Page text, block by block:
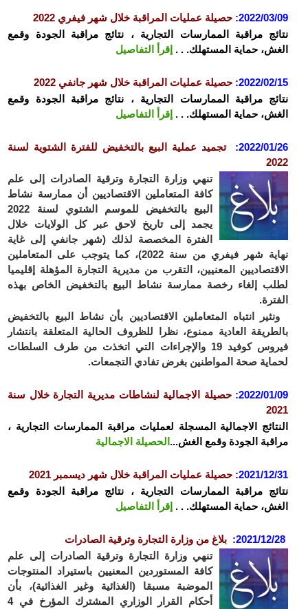
2022/03/09
: حصيلة عمليات المراقبة خلال شهر فيفري 2022
نتائج مراقبة الممارسات التجارية ، نتائج مراقبة الجودة وقمع
الغش، حماية المستهلك. . . قرأ التفاصيل
2022/02/15
: حصيلة عمليات المراقبة خلال شهر جانفي 2022
نتائج مراقبة الممارسات التجارية ، نتائج مراقبة الجودة وقمع
الغش، حماية المستهلك. . . إقرأ التفاصيل
2022/01/26
:
تجميد عملية البيع بالتخفيض للفترة الشتوية لسنة
2022
تنهي وزارة التجارة وترقية الصادرات إلى علم
كافة المتعاملين الاقتصاديين أن ممارسة نشاط
البيع بالتخفيض للموسم الشتوي لسنة 2022
يجمد إلى تاريخ لاحق عبر كل الولايات خلال
الفترة المخصصة لذلك (شهر جانفي إلى غاية
نهاية شهر فيفري من سنة 2022)، كما يتوجب على المتعاملين
الاقتصاديين المعنيين، التقرب من مديرية التجارة المؤهلة إقليميا
لطلب إلغاء رخصة ممارسة نشاط البيع بالتخفيض الخاص بهذه
الفترة.
ونثير انتباه المتعاملين الاقتصاديين بأن نشاط البيع بالتخفيض
بالطريقة العادية ممنوع، نظرا للظروف الحالية المتعلقة بانتشار
فيروس كوفيد 19 والإجراءات التي اتخذت من طرف السلطات
لحماية صحة المواطنين بغرض تفادي التجمعات.
2022/01/09
: حصيلة الاجمالية لنشاطات مديرية التجارة خلال سنة
2021
لنتائج الاجمالية المسجلة لعمليات مراقبة الممارسات التجارية ،
مراقبة الجودة وقمع الغش..
. الحصيلة الاجمالية
2021/12/31
: حصيلة عمليات المراقبة خلال شهر ديسمبر 2021
نتائج مراقبة الممارسات التجارية ، نتائج مراقبة الجودة وقمع
الغش، حماية المستهلك. . . إقرأ التفاصيل
2021/12/28
: بلاغ من وزارة التجارة وترقية الصادرات
تنهي وزارة التجارة وترقية الصادرات إلى علم
كافة المستوردين المعنيين باستيراد المنتوجات
الموضبة مسبقا (الغذائية وغير الغذائية)، بأن
أحكام القرار الوزاري المشترك المؤرخ في 4